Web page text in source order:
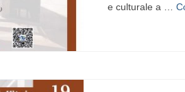
e culturale a …